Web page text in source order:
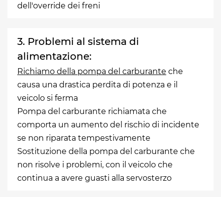
dell'override dei freni
3. Problemi al sistema di
alimentazione:
Richiamo della pompa del carburante che
causa una drastica perdita di potenza e il
veicolo si ferma
Pompa del carburante richiamata che
comporta un aumento del rischio di incidente
se non riparata tempestivamente
Sostituzione della pompa del carburante che
non risolve i problemi, con il veicolo che
continua a avere guasti alla servosterzo